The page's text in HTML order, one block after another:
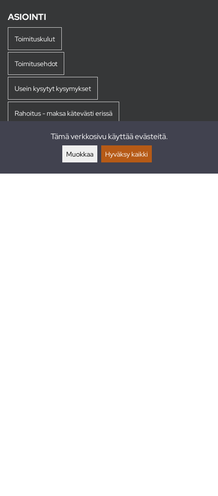
ASIOINTI
Toimituskulut
Toimitusehdot
Usein kysytyt kysymykset
Rahoitus - maksa kätevästi erissä
Tämä verkkosivu käyttää evästeitä.
Muokkaa Hyväksy kaikki